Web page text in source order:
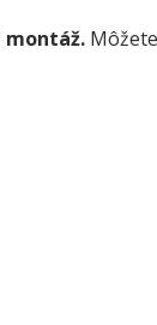
montáž.